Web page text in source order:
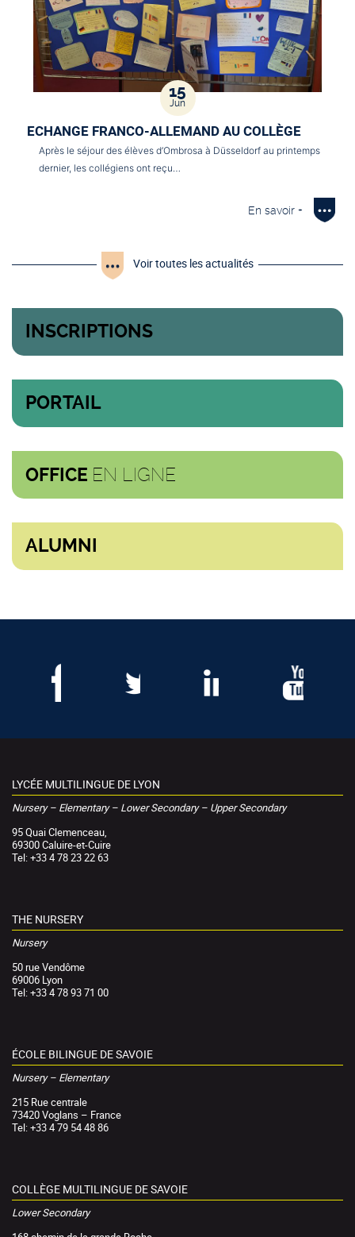
15
Jun
ECHANGE FRANCO-ALLEMAND AU COLLÈGE
Après le séjour des élèves d’Ombrosa à Düsseldorf au printemps
dernier, les collégiens ont reçu…
En savoir +
Voir toutes les actualités
INSCRIPTIONS
PORTAIL
OFFICE EN LIGNE
ALUMNI
LYCÉE MULTILINGUE DE LYON
Nursery – Elementary – Lower Secondary – Upper Secondary
95 Quai Clemenceau,
69300 Caluire-et-Cuire
Tel: +33 4 78 23 22 63
THE NURSERY
Nursery
50 rue Vendôme
69006 Lyon
Tel: +33 4 78 93 71 00
ÉCOLE BILINGUE DE SAVOIE
Nursery – Elementary
215 Rue centrale
73420 Voglans – France
Tel: +33 4 79 54 48 86
COLLÈGE MULTILINGUE DE SAVOIE
Lower Secondary